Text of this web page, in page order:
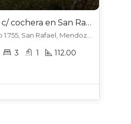
Casa en venta c/ cochera en San Rafael
3 1 112.00